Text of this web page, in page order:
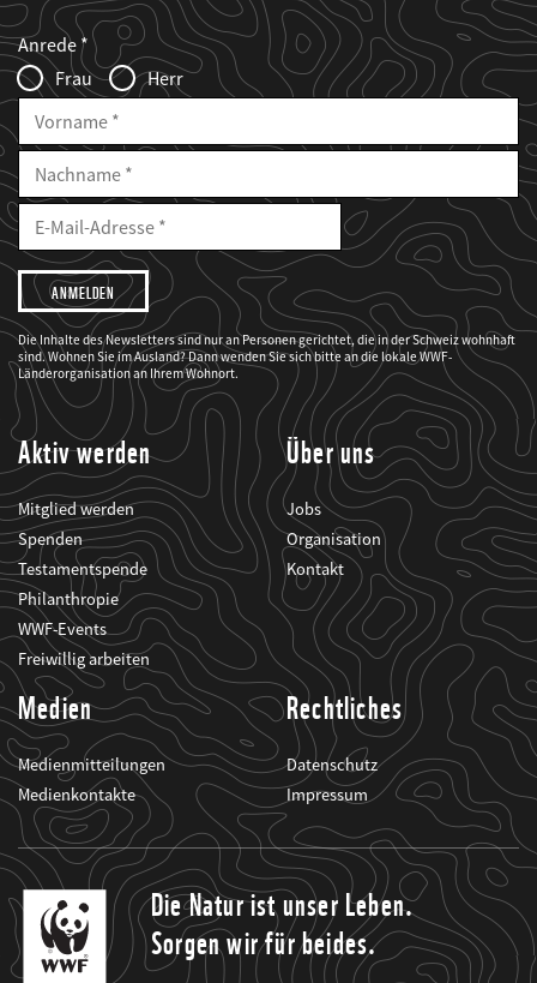
Web2Case
Infofelder
Fieldset
anrede_name
Anrede
Frau
Herr
Vorname
Nachname
E-
Mailadresse
E-
Adresse
Ich
möchte,
dass
der
WWF
mich
über
seine
Projekte
informiert.
Die Inhalte des Newsletters sind nur an Personen gerichtet, die in der Schweiz wohnhaft
sind. Wohnen Sie im Ausland? Dann wenden Sie sich bitte an die lokale WWF-
Länderorganisation an Ihrem Wohnort.
Aktiv werden
Mitglied werden
Spenden
Testamentspende
Philanthropie
WWF-Events
Freiwillig arbeiten
Über uns
Jobs
Organisation
Kontakt
Medien
Medienmitteilungen
Medienkontakte
Rechtliches
Datenschutz
Impressum
Die Natur ist unser Leben.
Sorgen wir für beides.